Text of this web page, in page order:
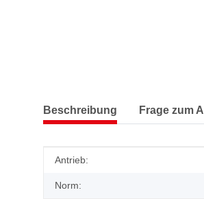
Beschreibung Frage zum
Produkteigenschaft
Wert
Antrieb:
Norm: